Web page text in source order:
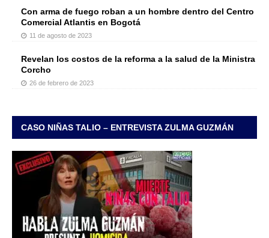
Con arma de fuego roban a un hombre dentro del Centro
Comercial Atlantis en Bogotá
11 de agosto de 2023
Revelan los costos de la reforma a la salud de la Ministra
Corcho
26 de febrero de 2023
CASO NIÑAS TALIO – ENTREVISTA ZULMA GUZMÁN